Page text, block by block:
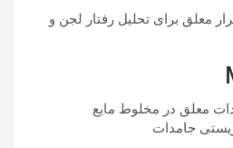
معلق برای تحلیل رفتار لجن و
معلق در مخلوط مایع
جامدات